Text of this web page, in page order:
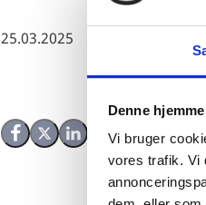
Denne
Vi bruger
vores trafik. Vi
25.03.2025
Del på Facebook
Del på X (Twitter)
Del på LinkedIn